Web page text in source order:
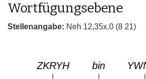
zum
Wortfügungsebene
Stellenangabe: Neh 12,35x.0 (8 21)